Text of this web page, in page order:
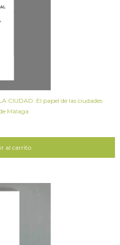
CIUDAD. El papel de las ciudades
Málaga
al carrito